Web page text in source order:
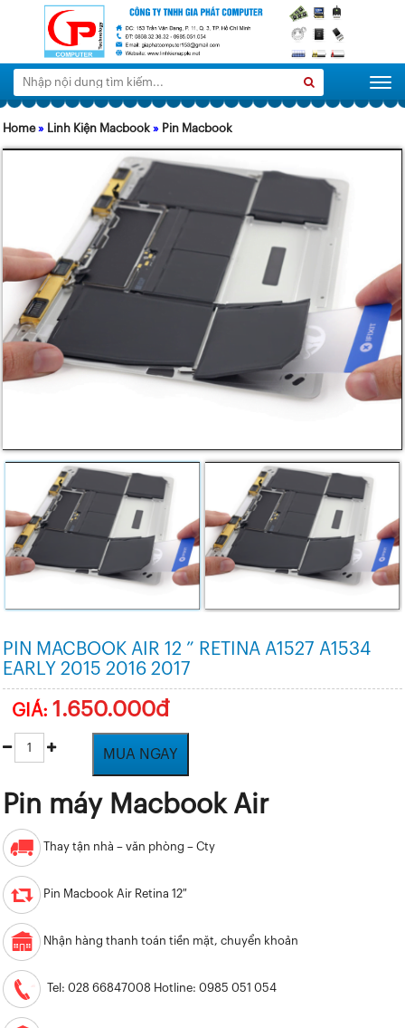
Tìm
kiếm:
Home» Linh Kiện Macbook » Pin Macbook
PIN MACBOOK AIR 12 ” RETINA A1527 A1534
EARLY 2015 2016 2017
GIÁ: 1.650.000đ
MUA NGAY
Pin máy Macbook Air
Thay tận nhà – văn phòng – Cty
Pin Macbook Air Retina 12″
Nhận hàng thanh toán tiền mặt, chuyển khoản
Tel: 028 66847008 Hotline: 0985 051 054